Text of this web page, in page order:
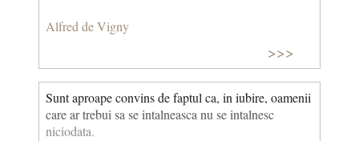
Alfred de Vigny
>>>
Sunt aproape convins de faptul ca, in iubire, oamenii
care ar trebui sa se intalneasca nu se intalnesc
niciodata.